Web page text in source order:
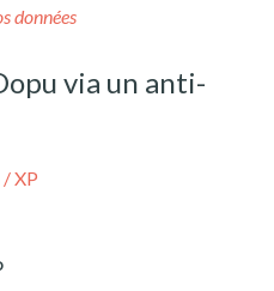
données
via un anti-
XP